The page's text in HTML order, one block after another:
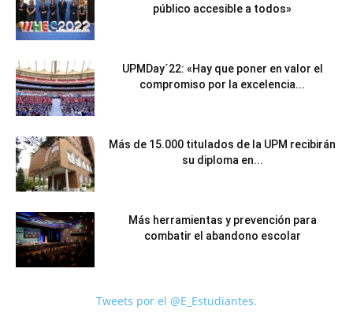
público accesible a todos»
UPMDay´22: «Hay que poner en valor el
compromiso por la excelencia...
Más de 15.000 titulados de la UPM recibirán
su diploma en...
Más herramientas y prevención para
combatir el abandono escolar
Tweets por el @E_Estudiantes.